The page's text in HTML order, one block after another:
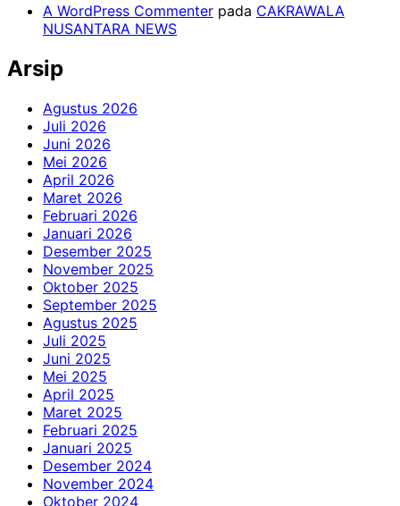
A WordPress Commenter pada CAKRAWALA
NUSANTARA NEWS
Arsip
Agustus 2026
Juli 2026
Juni 2026
Mei 2026
April 2026
Maret 2026
Februari 2026
Januari 2026
Desember 2025
November 2025
Oktober 2025
September 2025
Agustus 2025
Juli 2025
Juni 2025
Mei 2025
April 2025
Maret 2025
Februari 2025
Januari 2025
Desember 2024
November 2024
Oktober 2024